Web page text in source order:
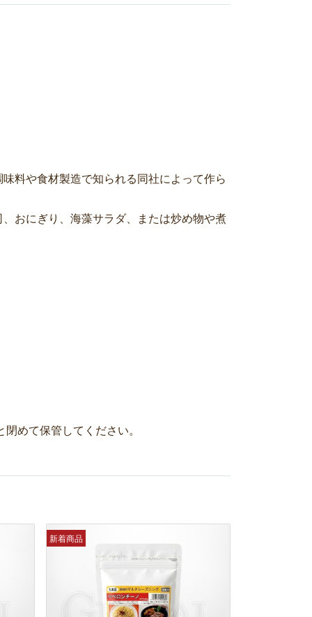
料や食材製造で知られる同社によって作ら
おにぎり、海藻サラダ、または炒め物や煮
めて保管してください。
新着商品